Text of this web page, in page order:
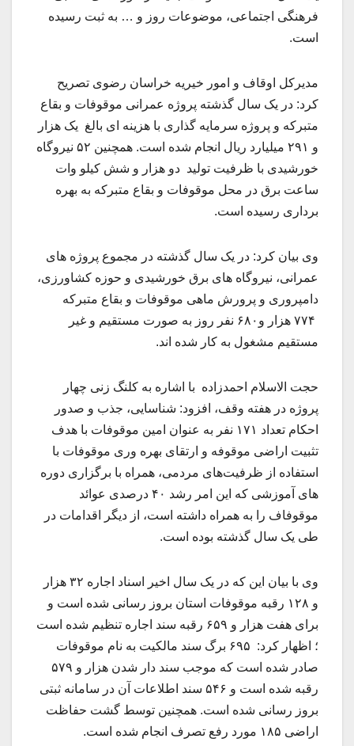
فرهنگی اجتماعی، موضوعات روز و … به ثبت رسیده
است.
مدیرکل اوقاف و امور خیریه خراسان رضوی تصریح
کرد: در یک سال گذشته پروژه عمرانی موقوفات و بقاع
متبرکه و پروژه سرمایه گذاری با هزینه ای بالغ یک هزار
و ۲۹۱ میلیارد ریال انجام شده است. همچنین ۵۲ نیروگاه
خورشیدی با ظرفیت تولید دو هزار و شش کیلو وات
ساعت برق در محل موقوفات و بقاع متبرکه به بهره
برداری رسیده است.
وی بیان کرد: در یک سال گذشته در مجموع پروژه های
عمرانی، نیروگاه های برق خورشیدی و حوزه کشاورزی،
دامپروری و پرورش ماهی موقوفات و بقاع متبرکه
۷۷۴ هزار و۶۸۰ نفر روز به صورت مستقیم و غیر
مستقیم مشغول به کار شده اند.
حجت الاسلام احمدزاده با اشاره به کلنگ زنی چهار
پروژه در هفته وقف، افزود: شناسایی، جذب و صدور
احکام تعداد ۱۷۱ نفر به عنوان امین موقوفات با هدف
تثبیت اراضی موقوفه و ارتقای بهره وری موقوفات با
استفاده از ظرفیت‌های مردمی، همراه با برگزاری دوره
های آموزشی که این امر رشد ۴۰ درصدی عوائد
موقوفاف را به همراه داشته است، از دیگر اقدامات در
طی یک سال گذشته بوده است.
وی با بیان این که در یک سال اخیر اسناد اجاره ۳۲ هزار
و ۱۲۸ رقبه موقوفات استان بروز رسانی شده است و
برای هفت هزار و ۶۵۹ رقبه سند اجاره تنظیم شده است
؛ اظهار کرد: ۶۹۵ برگ سند مالکیت به نام موقوفات
صادر شده است که موجب سند دار شدن هزار و ۵۷۹
رقبه شده است و ۵۴۶ سند اطلاعات آن در سامانه ثبتی
بروز رسانی شده است. همچنین توسط گشت حفاظت
اراضی ۱۸۵ مورد رفع تصرف انجام شده است.